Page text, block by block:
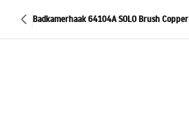
Badkamerhaak 64104A SOLO Brush Copper